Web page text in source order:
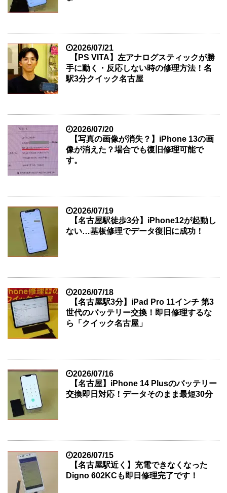
2026/07/21
【PS VITA】左アナログスティックが勝
手に動く・反応しない時の修理方法！名
駅3分クイック名古屋
2026/07/20
【写真の画像が消失？】iPhone 13の画
像が消えた？場合でも復旧修理可能で
す。
2026/07/19
【名古屋駅徒歩3分】iPhone12が起動し
ない…基板修理でデータ復旧に成功！
2026/07/18
【名古屋駅3分】iPad Pro 11インチ 第3
世代のバッテリー交換！即日修理するな
ら「クイック名古屋」
2026/07/16
【名古屋】iPhone 14 Plusのバッテリー
交換即日対応！データそのまま最短30分
2026/07/15
【名古屋駅近く】充電できなくなった
Digno 602KCも即日修理完了です！